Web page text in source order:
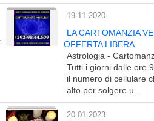
19.11.2020
LA CARTOMANZIA
OFFERTA LIBERA
Astrologia -
Tutti i giorni dalle ore
il numero di cellulare
alto per solgere u...
20.01.2023